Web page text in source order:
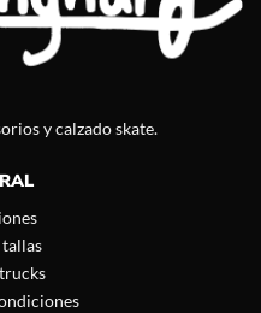
y calzado skate.